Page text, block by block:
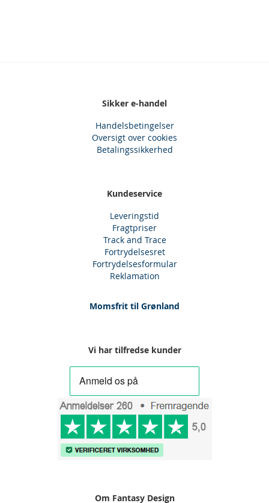
Sikker e-handel
Handelsbetingelser
Oversigt over cookies
Betalingssikkerhed
Kundeservice
Leveringstid
Fragtpriser
Track and Trace
Fortrydelsesret
Fortrydelsesformular
Reklamation
Momsfrit til Grønland
Vi har tilfredse kunder
Om Fantasy Design